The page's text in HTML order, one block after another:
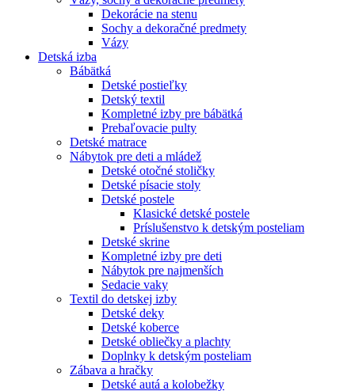
Dekorácie na stenu
Sochy a dekoračné predmety
Vázy
Detská izba
Bábätká
Detské postieľky
Detský textil
Kompletné izby pre bábätká
Prebaľovacie pulty
Detské matrace
Nábytok pre deti a mládež
Detské otočné stoličky
Detské písacie stoly
Detské postele
Klasické detské postele
Príslušenstvo k detským posteliam
Detské skrine
Kompletné izby pre deti
Nábytok pre najmenších
Sedacie vaky
Textil do detskej izby
Detské deky
Detské koberce
Detské obliečky a plachty
Doplnky k detským posteliam
Zábava a hračky
Detské autá a kolobežky